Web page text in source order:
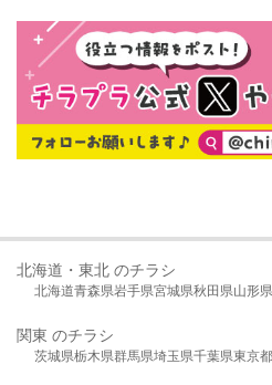
北海道・東北 のチラシ
北海道青森県岩手県宮城県秋田県山形県
関東 のチラシ
茨城県栃木県群馬県埼玉県千葉県東京都